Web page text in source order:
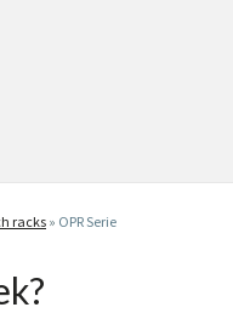
racks » OPR Serie